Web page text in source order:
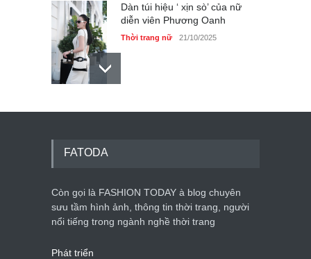
Dàn túi hiệu ‘ xịn sò’ của nữ
diễn viên Phương Oanh
Thời trang nữ 21/10/2025
Mẫu áo khoác đẹp cho phụ
Chiếc áo dài cưới của Hoa
hậu Đỗ Hà ?
Thời trang nữ 21/10/2025
FATODA
Còn gọi là FASHION TODAY à blog chuyên
sưu tầm hình ảnh, thông tin thời trang, người
nổi tiếng trong ngành nghề thời trang
Phát triển